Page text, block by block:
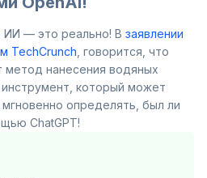
ИИ — это реально! В заявлении
TechCrunch , говорится, что
метод нанесения водяных
инструмент, который может
мгновенно определять, был ли
ChatGPT!